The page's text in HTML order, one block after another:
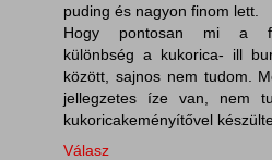
puding és nagyon finom lett.
Hogy pontosan mi a
különbség a kukorica- ill
között, sajnos nem tudom.
jellegzetes íze van, nem
kukoricakeményítővel
Válasz